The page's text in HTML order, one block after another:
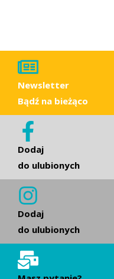
Newsletter
Bądź na bieżąco
Dodaj
do ulubionych
Dodaj
do ulubionych